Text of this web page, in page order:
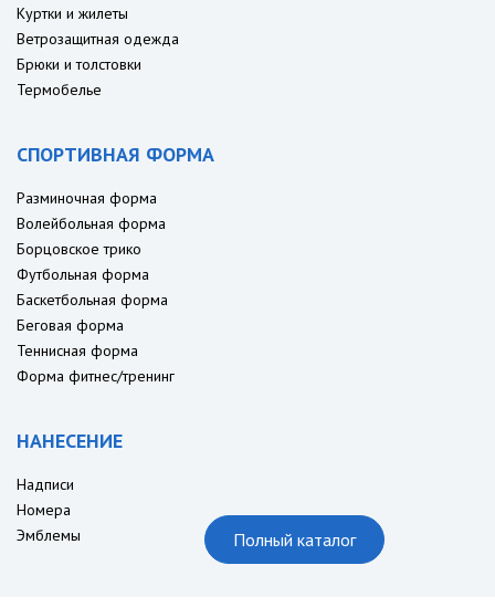
Куртки и жилеты
Ветрозащитная одежда
Брюки и толстовки
Термобелье
СПОРТИВНАЯ ФОРМА
Разминочная форма
Волейбольная форма
Борцовское трико
Футбольная форма
Баскетбольная форма
Беговая форма
Теннисная форма
Форма фитнес/тренинг
НАНЕСЕНИЕ
Надписи
Номера
Эмблемы
Полный каталог